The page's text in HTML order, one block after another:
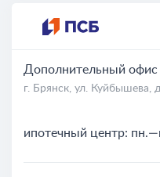
На карте
Дополнительный офис
г. Брянск, ул. Куйбышева,
ипотечный центр: